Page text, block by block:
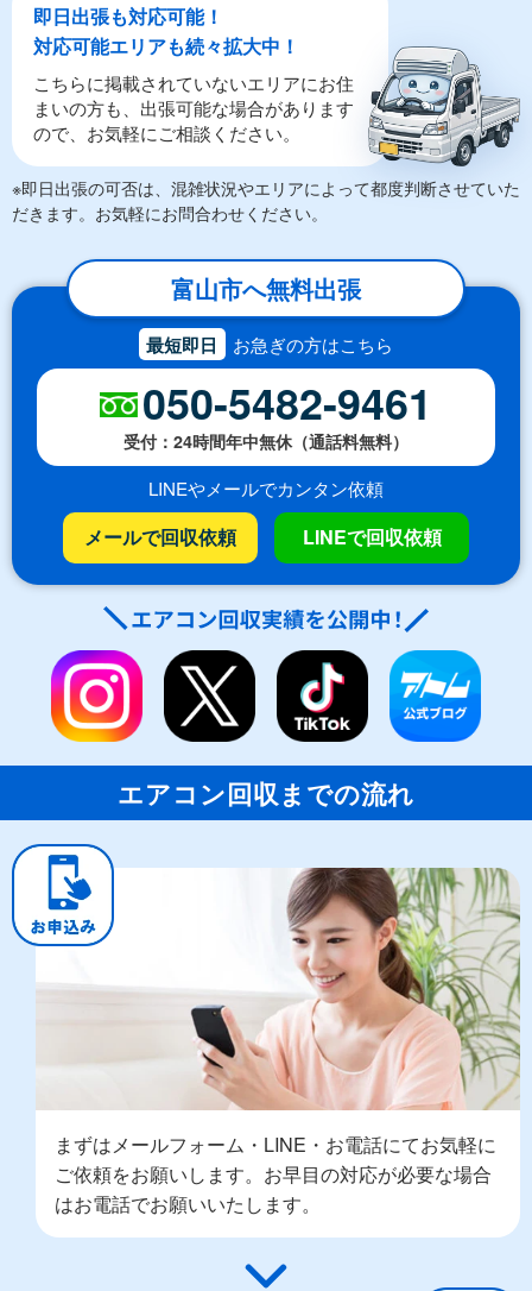
即日出張も対応可能！
対応可能エリアも続々拡大中！
こちらに掲載されていないエリアにお住
まいの方も、出張可能な場合があります
ので、お気軽にご相談ください。
※即日出張の可否は、混雑状況やエリアによって都度判断させていた
だきます。お気軽にお問合わせください。
富山市へ無料出張
最短即日 お急ぎの方はこちら
050-5482-9461
受付：24時間年中無休（通話料無料）
LINEやメールでカンタン依頼
メールで回収依頼 LINEで回収依頼
エアコン回収までの流れ
まずはメールフォーム・LINE・お電話にてお気軽に
ご依頼をお願いします。お早目の対応が必要な場合
はお電話でお願いいたします。